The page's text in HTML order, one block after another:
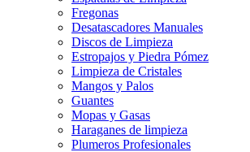
Fregonas
Desatascadores Manuales
Discos de Limpieza
Estropajos y Piedra Pómez
Limpieza de Cristales
Mangos y Palos
Guantes
Mopas y Gasas
Haraganes de limpieza
Plumeros Profesionales